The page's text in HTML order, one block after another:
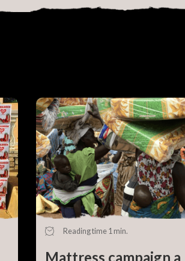
Go back
Reading time 1 min.
Mattress campaign a